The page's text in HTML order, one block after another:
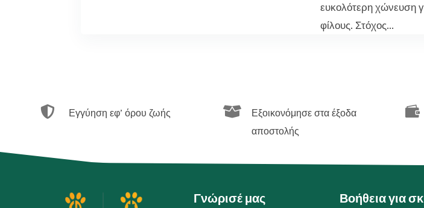
ευκολότερη χώνευση
φίλους. Στόχος...
 Εγγύηση εφ’ όρου ζωής 
Εξοικονόμησε στα έξοδα
αποστολής

Γνώρισέ μας
Βοήθεια για